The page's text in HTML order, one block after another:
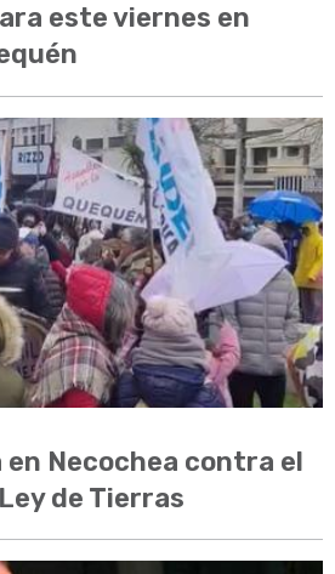
este viernes en
en Necochea contra el
de Tierras